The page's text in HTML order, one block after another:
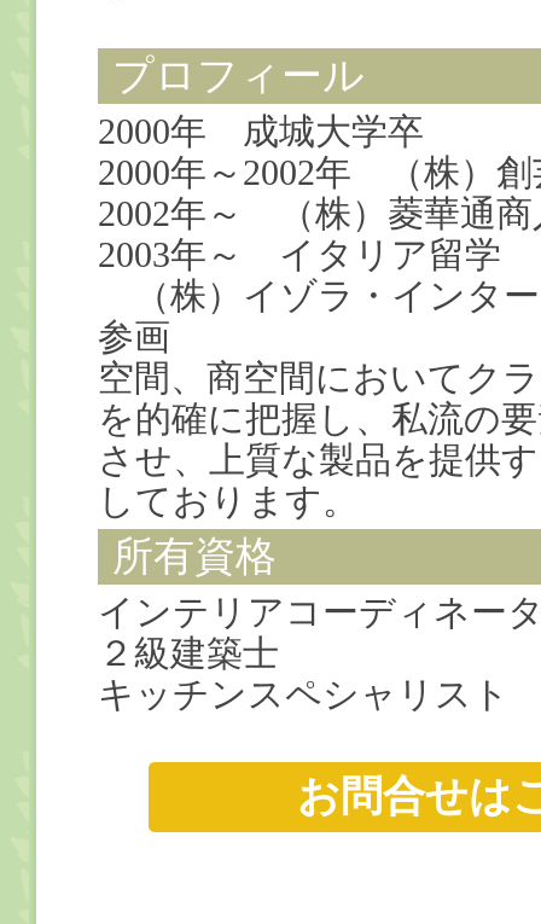
プロフィール
2000年 成城大学卒
2000年～2002年 （株）創
2002年～ （株）菱華通商
2003年～ イタリア留学
（株）イゾラ・インタ
参画
空間、商空間においてク
を的確に把握し、私流の
させ、上質な製品を提供
しております。
所有資格
インテリアコーディネー
２級建築士
キッチンスペシャリスト
お問合せは